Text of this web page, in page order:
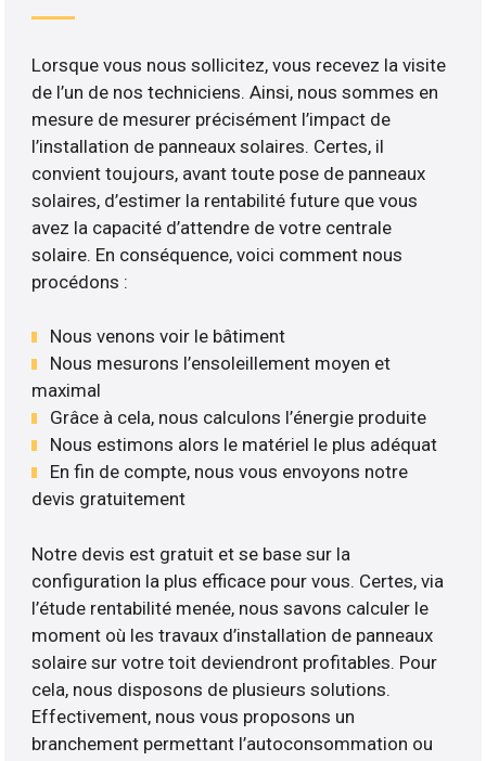
Lorsque vous nous sollicitez, vous recevez la visite
de l’un de nos techniciens. Ainsi, nous sommes en
mesure de mesurer précisément l’impact de
l’installation de panneaux solaires. Certes, il
convient toujours, avant toute pose de panneaux
solaires, d’estimer la rentabilité future que vous
avez la capacité d’attendre de votre centrale
solaire. En conséquence, voici comment nous
procédons :
Nous venons voir le bâtiment
Nous mesurons l’ensoleillement moyen et
maximal
Grâce à cela, nous calculons l’énergie produite
Nous estimons alors le matériel le plus adéquat
En fin de compte, nous vous envoyons notre
devis gratuitement
Notre devis est gratuit et se base sur la
configuration la plus efficace pour vous. Certes, via
l’étude rentabilité menée, nous savons calculer le
moment où les travaux d’installation de panneaux
solaire sur votre toit deviendront profitables. Pour
cela, nous disposons de plusieurs solutions.
Effectivement, nous vous proposons un
branchement permettant l’autoconsommation ou